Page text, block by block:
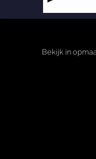
Bekijk in